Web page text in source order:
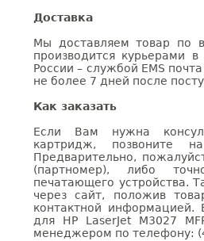
Доставка
Мы доставляем товар по
производится курьерами
России – службой EMS
не более 7 дней после
Как заказать
Если Вам нужна
картридж, позвоните
Предварительно,
(партномер), либо
печатающего устройства.
через сайт, положив
контактной информацией.
для HP LaserJet M3027
менеджером по телефону: